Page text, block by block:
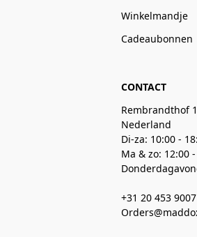
Winkelmandje
Cadeaubonnen
CONTACT
Rembrandthof
Nederland
Di-za: 10:00 -
Ma & zo: 12:00
+31 20 453 9007